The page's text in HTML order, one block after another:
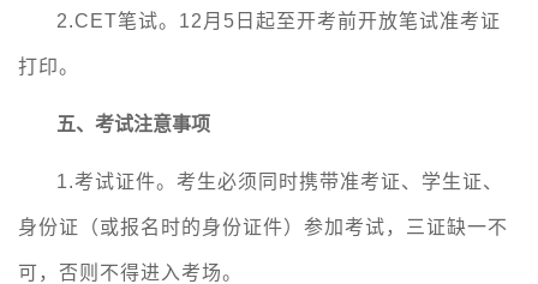
2.CET笔试。 12 月 5 日起至开考前开放笔试准考证
打印。
五、考试注意事项
1.考试证件。考生必须同时携带准考证、学生证、
身份证（或报名时的身份证件）参加考试，三证缺一不
可，否则不得进入考场。